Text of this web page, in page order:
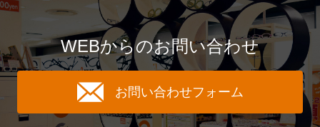
WEBからのお問い合わせ
お問い合わせフォーム